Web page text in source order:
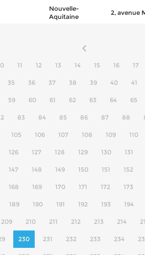
Nouvelle-
Aquitaine
2, avenue
11 12 13 14 15 16 17
35 36 37 38 39 40 41
59 60 61 62 63 64 65
83 84 85 86 87 88
105 106 107 108 109 110
126 127 128 129 130 131
147 148 149 150 151 152
168 169 170 171 172 173
189 190 191 192 193 194
209 210 211 212 213 214
230 231 232 233 234